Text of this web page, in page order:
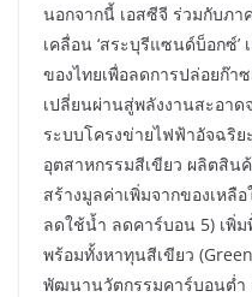
นอกจากนี้ เอสซีจี ร่วมกับภ
เคลื่อน ‘สระบุรีแซนด์บ็อกซ์
ของไทยเพื่อลดการปล่อยก๊า
เปลี่ยนผ่านสู่พลังงานสะอา
ระบบโครงข่ายไฟฟ้าอัจฉริ
อุตสาหกรรมสีเขียว ผลิตสิน
สร้างมูลค่าเพิ่มจากของเหลื
ลดใช้น้ำ ลดคาร์บอน 5) เพิ่ม
พร้อมทั้งหาทุนสีเขียว
พัฒนานวัตกรรมคาร์บอนต่ำ